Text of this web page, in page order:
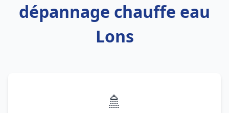
dépannage chauffe eau
Lons
🚿